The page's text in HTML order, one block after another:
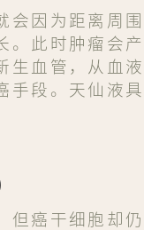
会因为距离周围
。此时肿瘤会产
生血管，从血液
手段。天仙液具
但癌干细胞却仍